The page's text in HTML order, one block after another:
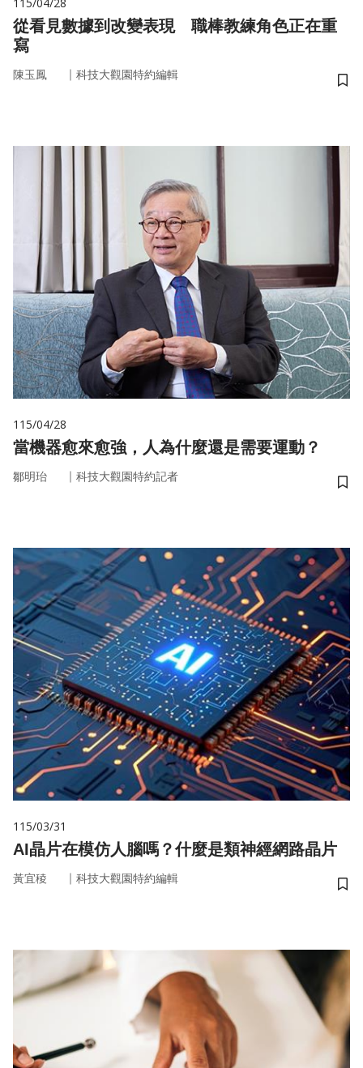
從看見數據到改變表現 職棒教練角色正在重
寫
陳玉鳳 ｜ 科技大觀園特約編輯
儲
115/04/28
當機器愈來愈強，人為什麼還是需要運動？
鄒明珆 ｜ 科技大觀園特約記者
儲
115/03/31
AI晶片在模仿人腦嗎？什麼是類神經網路晶片
黃宜稜 ｜ 科技大觀園特約編輯
儲